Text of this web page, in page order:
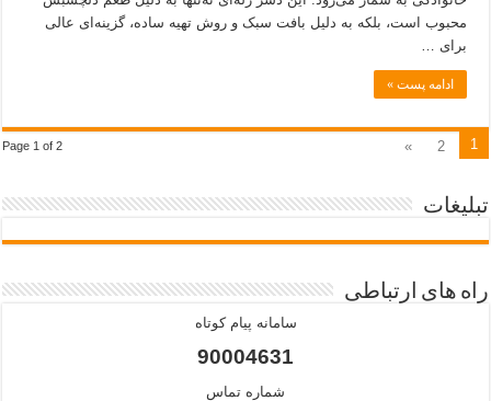
محبوب است، بلکه به دلیل بافت سبک و روش تهیه ساده، گزینه‌ای عالی
برای …
ادامه پست »
Page 1 of 2 1
2
»
تبلیغات
راه های ارتباطی
سامانه پیام کوتاه
90004631
شماره تماس